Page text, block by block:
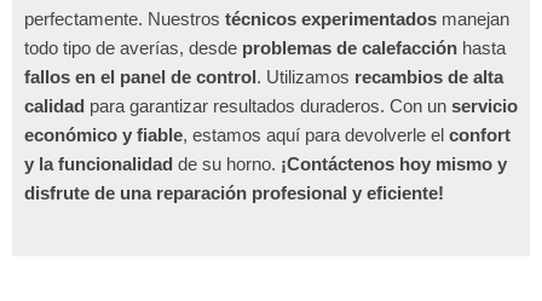
perfectamente. Nuestros técnicos experimentados manejan
todo tipo de averías, desde problemas de calefacción hasta
fallos en el panel de control. Utilizamos recambios de alta
calidad para garantizar resultados duraderos. Con un servicio
económico y fiable, estamos aquí para devolverle el confort
y la funcionalidad de su horno. ¡Contáctenos hoy mismo y
disfrute de una reparación profesional y eficiente!